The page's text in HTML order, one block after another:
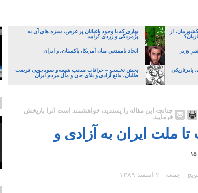
از
بهاری که با وجود باغبانان پر غرض، سبزه های آن به
پژمردگی و زردی گرایید
وَزیر اتحاد نامقدس میان آمریکا، پاکستان، و ایران
بخش نخست – خرافات مذهب شیعه و سودجویی فرصت
طلبان، مانع آزادی و بلای جان و مال مردم ایران
چنانچه این مقاله را پسندید، خواهشمند است آنرا بازپخش
فرمایید.
ملت ایران به آزادی و
۱۵